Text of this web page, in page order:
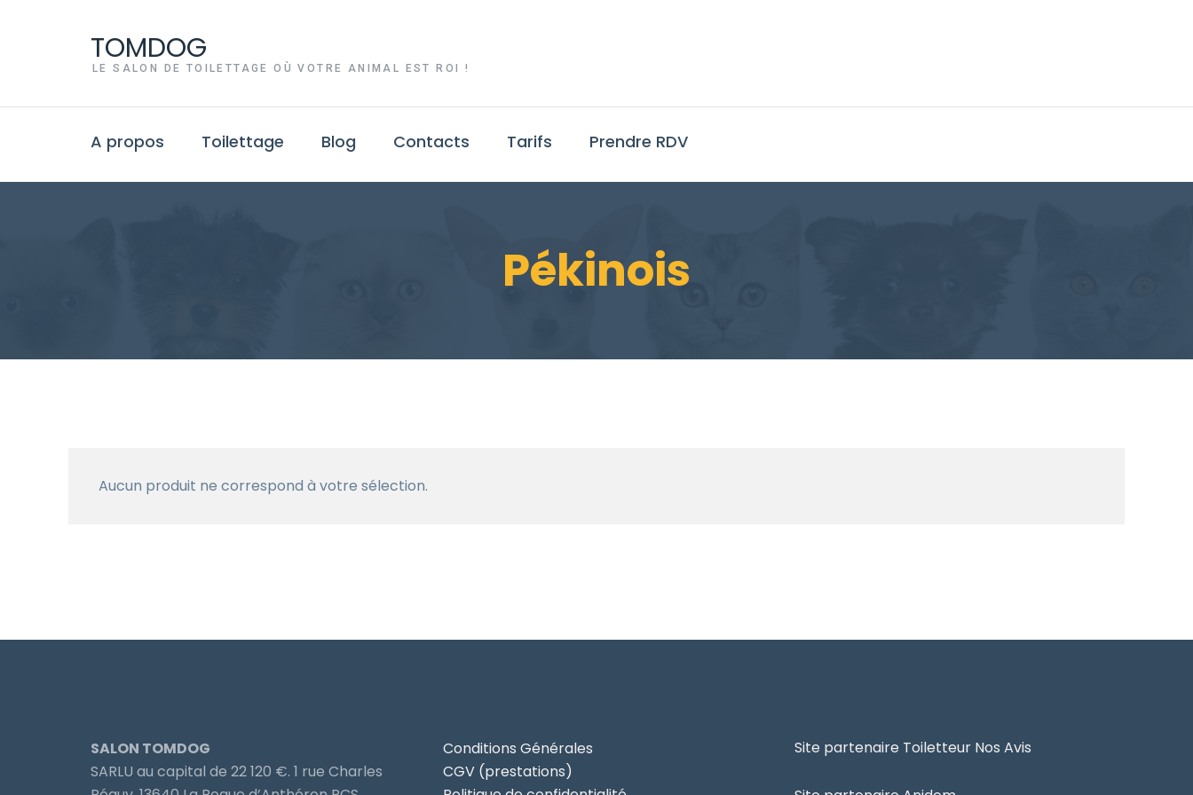
TOMDOG
LE SALON DE TOILETTAGE OÙ VOTRE ANIMAL EST ROI !
A propos Toilettage Blog Contacts Tarifs Prendre RDV
Pékinois
Aucun produit ne correspond à votre sélection.
SALON TOMDOG
SARLU au capital de 22 120 €. 1 rue Charles
Conditions Générales
CGV (prestations)
Site partenaire Toiletteur Nos Avis